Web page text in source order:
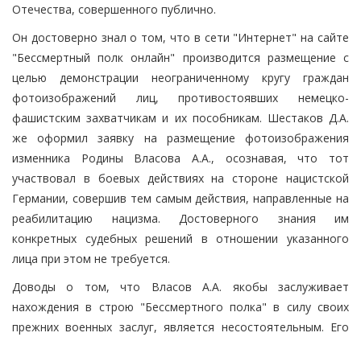
Отечества, совершенного публично.
Он достоверно знал о том, что в сети "Интернет" на сайте
"Бессмертный полк онлайн" производится размещение с
целью демонстрации неограниченному кругу граждан
фотоизображений лиц, противостоявших немецко-
фашистским захватчикам и их пособникам. Шестаков Д.А.
же оформил заявку на размещение фотоизображения
изменника Родины Власова А.А., осознавая, что тот
участвовал в боевых действиях на стороне нацистской
Германии, совершив тем самым действия, направленные на
реабилитацию нацизма. Достоверного знания им
конкретных судебных решений в отношении указанного
лица при этом не требуется.
Доводы о том, что Власов А.А. якобы заслуживает
нахождения в строю "Бессмертного полка" в силу своих
прежних военных заслуг, является несостоятельным. Его